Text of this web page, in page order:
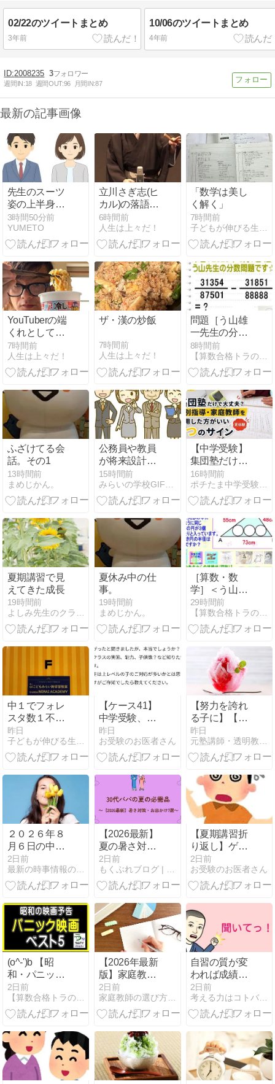
02/22のツイートまとめ
3年前
10/06のツイートまとめ
4年前
2008235 3
週間IN:18 週間OUT:96 月間IN:87
最新の記事画像
先生のスーツ
姿の上半身・
ポーズのイラ
スト無料素材
集！小学校の
通信で使える
フリー画像
3時間50分前
YUMETO
立川さぎ志(ヒ
カル)の落語
全部聞いちゃ
ったよね
6時間前
人生は上々だ！
「数学は美し
く解く」
7時間前
YouTuberの端
くれとしては
やらないわけ
にはいかない
笑
7時間前
人生は上々だ！
ザ・漢の炒飯
7時間前
人生は上々だ！
問題［う山雄
一先生の分
数］【分数１
１３６問目】
算数・数学天
２６年８月７
日］
8時間前
【算数合格トラの巻】アメブロ
ふざけてる会
話。その1
13時間前
まめじかん。
公務員や教員
が将来設計で
活かせる3つ
の強み
15時間前
【中学受験】
集団塾だけで
大丈夫？個別
指導・家庭教
師を併用した
のサイン【実
体験】
16時間前
夏期講習で見
えてきた成長
19時間前
よしみ先生のクラスルーム
夏休み中の仕
事。
19時間前
まめじかん。
［算数・数
学］＜う山先
生からの挑戦
状＞［２０２
６年図形問
29時間前
【算数合格トラの巻】アメブロ
中１でフォレ
スタ数１不等
式を解く/夏期
講習
昨日
子どもが伸びる生活と勉強
【ケース41】
中学受験、基
本校から中堅
校受験層はど
う変わった
昨日
お受験のお医者さん
【努力を誇れ
る子に】【周
りに合わせる
のがラク】と
いうぬるま湯
トップを目指
す覚悟の育て
方
昨日
元塾講師・透明教育ママ見参!
２０２６年８
月６日の中
国、三峡ダム
の長江流域の
洪水の状況。
2日前
最新の時事情報のブログ
【2026最新】
夏の暑さ対
策・お出かけ
必需品7選！
30代パパのリ
2日前
もくぶれブログ | 地方の小学校教員〜２児の父〜
【夏期講習折
り返し】ゲー
ム依存症にご
注意を
2日前
お受験のお医者さん
(o^-')b 【昭
和・パニック
映画】（映画
予告）【ベス
ト５】
2日前
【算数合格トラの巻】アメブロ
【2026年最新
版】家庭教師
ファーストの
料金体系を徹
底解説！学年
金・実例シミ
ュレーション
付き
2日前
家庭教師の選び方完全ガイド
自習の質が変
われば成績は
上がる。
2日前
考える力はコトバから。東大卒の個人塾長の日記。